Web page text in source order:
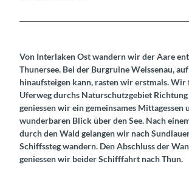
Von Interlaken Ost wandern wir der Aare
Thunersee. Bei der Burgruine Weissenau,
hinaufsteigen kann, rasten wir erstmals. Wir
Uferweg durchs Naturschutzgebiet
geniessen wir ein gemeinsames Mittagessen
wunderbaren Blick über den See. Nach
durch den Wald gelangen wir nach
Schiffssteg wandern. Den Abschluss der
geniessen wir beider Schifffahrt nach Thun.